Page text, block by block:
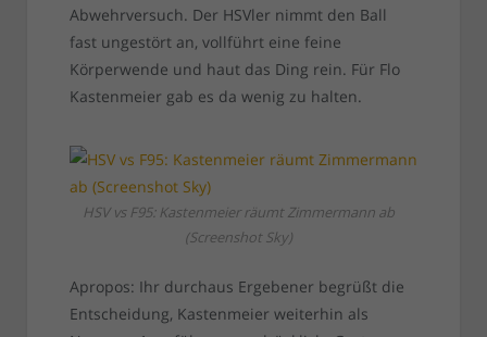
Abwehrversuch. Der HSVler nimmt den Ball
fast ungestört an, vollführt eine feine
Körperwende und haut das Ding rein. Für Flo
Kastenmeier gab es da wenig zu halten.
HSV vs F95: Kastenmeier räumt Zimmermann ab
(Screenshot Sky)
Apropos: Ihr durchaus Ergebener begrüßt die
Entscheidung, Kastenmeier weiterhin als